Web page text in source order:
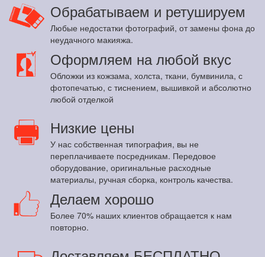
Обрабатываем и ретушируем
Любые недостатки фотографий, от замены фона до
неудачного макияжа.
Оформляем на любой вкус
Обложки из кожзама, холста, ткани, бумвинила, с
фотопечатью, с тиснением, вышивкой и абсолютно
любой отделкой
Низкие цены
У нас собственная типография, вы не
переплачиваете посредникам. Передовое
оборудование, оригинальные расходные
материалы, ручная сборка, контроль качества.
Делаем хорошо
Более 70% наших клиентов обращается к нам
повторно.